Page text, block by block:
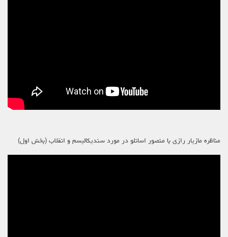
مناظره مازیار رازی با منصور اسانلو در مورد سندیکالیسم و انقلاب (بخش اول)